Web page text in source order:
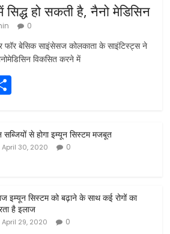
सिद्ध हो सकती है, नैनो मेडिसिन
0
बेसिक साइंसेसज कोलकाता के साइंटिस्ट्स ने
विकसित करने में
ar
e
सब्जियों से होगा इम्यून सिस्टम मजबूत
April 30, 2020 0
इम्यून सिस्टम को बढ़ाने के साथ कई रोगों का
है इलाज
April 29, 2020 0